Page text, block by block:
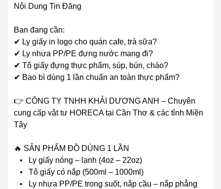
Nội Dung Tin Đăng
Bạn đang cần:
✔ Ly giấy in logo cho quán cafe, trà sữa?
✔ Ly nhựa PP/PE đựng nước mang đi?
✔ Tô giấy đựng thực phẩm, súp, bún, cháo?
✔ Bao bì dùng 1 lần chuẩn an toàn thực phẩm?
👉 CÔNG TY TNHH KHẢI DƯƠNG ANH – Chuyên
cung cấp vật tư HORECA tại Cần Thơ & các tỉnh Miền
Tây
🔥 SẢN PHẨM ĐỒ DÙNG 1 LẦN
• Ly giấy nóng – lạnh (4oz – 22oz)
• Tô giấy có nắp (500ml – 1000ml)
• Ly nhựa PP/PE trong suốt, nắp cầu – nắp phẳng